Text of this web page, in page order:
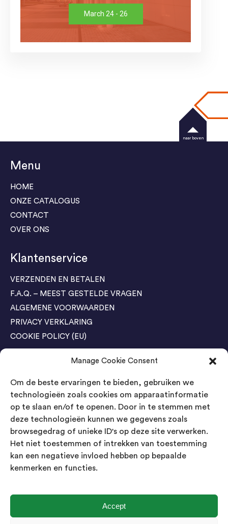
Manage Cookie Consent
Om de beste ervaringen te bieden, gebruiken we
technologieën zoals cookies om apparaatinformatie
op te slaan en/of te openen. Door in te stemmen met
deze technologieën kunnen we gegevens zoals
browsegedrag of unieke ID's op deze site verwerken.
Het niet toestemmen of intrekken van toestemming
kan een negatieve invloed hebben op bepaalde
kenmerken en functies.
Accept
March 24 - 26
Menu
HOME
ONZE CATALOGUS
CONTACT
OVER ONS
Klantenservice
VERZENDEN EN BETALEN
F.A.Q. – MEEST GESTELDE VRAGEN
ALGEMENE VOORWAARDEN
PRIVACY VERKLARING
COOKIE POLICY (EU)
Agenda Trade Shows
04-05 November / SVG FAIR Winterswijk
Bestel GRATIS kaarten
24-26 March / IAW Trade Fair - Cologne
Bestel GRATIS kaarten
Contact
naar boven